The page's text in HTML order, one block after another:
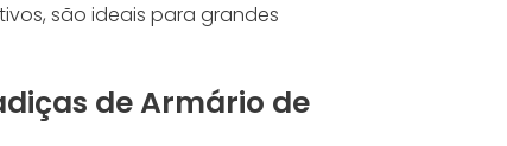
são ideais para grandes
de Armário de